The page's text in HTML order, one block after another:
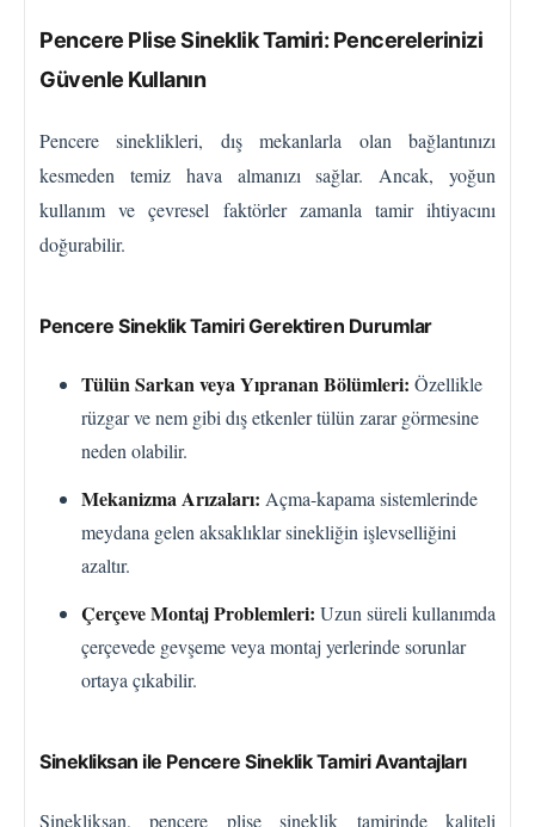
Pencere Plise Sineklik Tamiri: Pencerelerinizi
Güvenle Kullanın
Pencere sineklikleri, dış mekanlarla olan bağlantınızı
kesmeden temiz hava almanızı sağlar. Ancak, yoğun
kullanım ve çevresel faktörler zamanla tamir ihtiyacını
doğurabilir.
Pencere Sineklik Tamiri Gerektiren Durumlar
Tülün Sarkan veya Yıpranan Bölümleri: Özellikle
rüzgar ve nem gibi dış etkenler tülün zarar görmesine
neden olabilir.
Mekanizma Arızaları: Açma-kapama sistemlerinde
meydana gelen aksaklıklar sinekliğin işlevselliğini
azaltır.
Çerçeve Montaj Problemleri: Uzun süreli kullanımda
çerçevede gevşeme veya montaj yerlerinde sorunlar
ortaya çıkabilir.
Sinekliksan ile Pencere Sineklik Tamiri Avantajları
Sinekliksan, pencere plise sineklik tamirinde kaliteli